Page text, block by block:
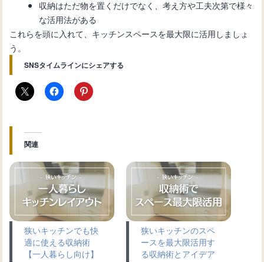
収納はただ物を置くだけでなく、考え方や工夫次第で様々
な活用法がある
これらを頭に入れて、キッチンスペースを最大限に活用しましょ
う。
SNSタイムラインにシェアする
関連
狭いキッチンでも快
適に使える収納術
【一人暮らし向け】
狭いキッチンのスペ
ースを最大限活用す
る収納術とアイデア